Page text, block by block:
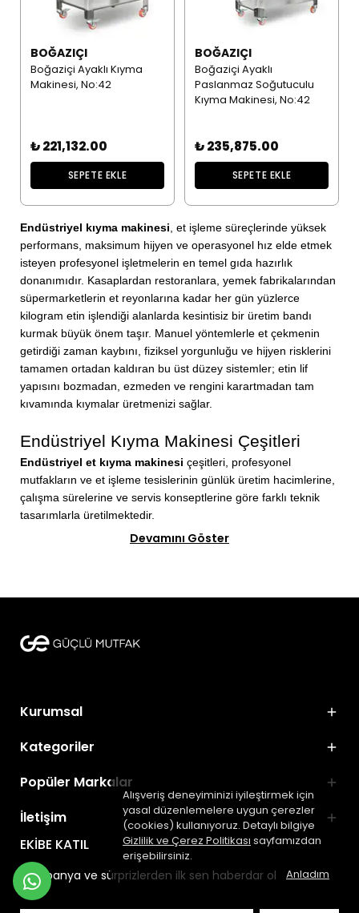
Alışveriş deneyiminizi iyileştirmek için
yasal düzenlemelere uygun çerezler
(cookies) kullanıyoruz. Detaylı bilgiye
Gizlilik ve Çerez Politikası sayfamızdan
erişebilirsiniz.
Anladım
BOĞAZIÇI
Boğaziçi Ayaklı Kıyma
Makinesi, No:42
₺ 221,132.00
SEPETE EKLE
BOĞAZIÇI
Boğaziçi Ayaklı
Paslanmaz Soğutuculu
Kıyma Makinesi, No:42
₺ 235,875.00
SEPETE EKLE
Endüstriyel kıyma makinesi , et işleme süreçlerinde yüksek
performans, maksimum hijyen ve operasyonel hız elde etmek
isteyen profesyonel işletmelerin en temel gıda hazırlık
donanımıdır. Kasaplardan restoranlara, yemek fabrikalarından
süpermarketlerin et reyonlarına kadar her gün yüzlerce
kilogram etin işlendiği alanlarda kesintisiz bir üretim bandı
kurmak büyük önem taşır. Manuel yöntemlerle et çekmenin
getirdiği zaman kaybını, fiziksel yorgunluğu ve hijyen risklerini
tamamen ortadan kaldıran bu üst düzey sistemler; etin lif
yapısını bozmadan, ezmeden ve rengini karartmadan tam
Endüstriyel Kıyma Makinesi Çeşitleri
Endüstriyel et kıyma makinesi çeşitleri, profesyonel
mutfakların ve et işleme tesislerinin günlük üretim hacimlerine,
çalışma sürelerine ve servis konseptlerine göre farklı teknik
tasarımlarla üretilmektedir.
Devamını Göster
Kurumsal
Kategoriler
Popüler Markalar
İletişim
EKİBE KATIL
Kampanya ve sürprizlerden ilk sen haberdar ol